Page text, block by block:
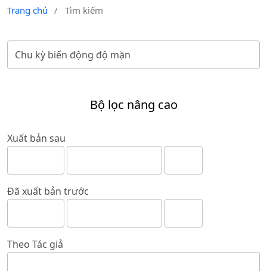
Trang chủ / Tìm kiếm
Bộ lọc nâng cao
Xuất bản sau
Đã xuất bản trước
Theo Tác giả